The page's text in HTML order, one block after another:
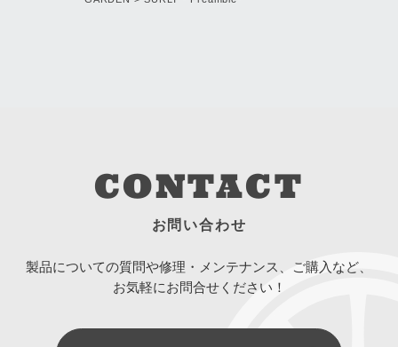
CONTACT
お問い合わせ
製品についての質問や修理・メンテナンス、ご購入など、
お気軽にお問合せください！